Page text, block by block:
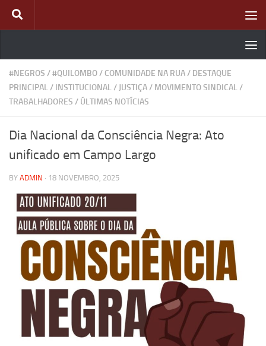
Skip to content
#NEGROS /#QUILOMBO/ COMUNIDADE NA RUA/ DESTAQUE
PRINCIPAL/ INSTITUCIONAL/ JUSTIÇA/ MOVIMENTO SINDICAL/
TRABALHADORES / ÚLTIMAS NOTÍCIAS
Dia Nacional da Consciência Negra: Ato
unificado em Campo Largo
BY ADMIN · 18 NOVEMBRO, 2025